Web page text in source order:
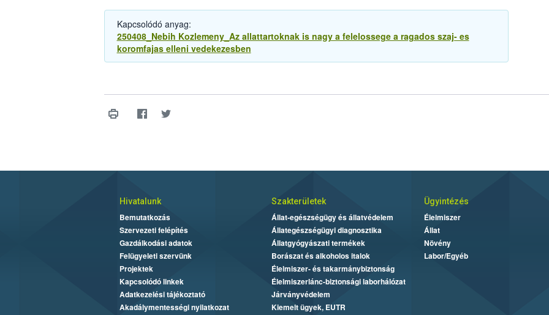
Kapcsolódó anyag:
250408_Nebih Kozlemeny_Az allattartoknak is nagy a felelossege a ragados szaj- es
koromfajas elleni vedekezesben
Hivatalunk
Bemutatkozás
Szervezeti felépítés
Gazdálkodási adatok
Felügyeleti szervünk
Projektek
Kapcsolódó linkek
Adatkezelési tájékoztató
Akadálymentességi nyilatkozat
Szakterületek
Állat-egészségügy és állatvédelem
Állategészségügyi diagnosztika
Állatgyógyászati termékek
Borászat és alkoholos italok
Élelmiszer- és takarmánybiztonság
Élelmiszerlánc-biztonsági laborhálózat
Járványvédelem
Kiemelt ügyek, EUTR
Ügyintézés
Élelmiszer
Állat
Növény
Labor/Egyéb